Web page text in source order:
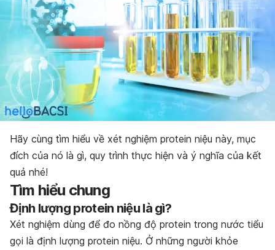
Hãy cùng tìm hiểu về xét nghiệm protein niệu này, mục
đích của nó là gì, quy trình thực hiện và ý nghĩa của kết
quả nhé!
Tìm hiểu chung
Định lượng protein niệu là gì?
Xét nghiệm dùng để đo nồng độ protein trong nước tiểu
gọi là định lượng protein niệu. Ở những người khỏe